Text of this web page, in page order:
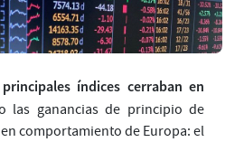
índices cerraban en
las ganancias de principio de
comportamiento de Europa: el